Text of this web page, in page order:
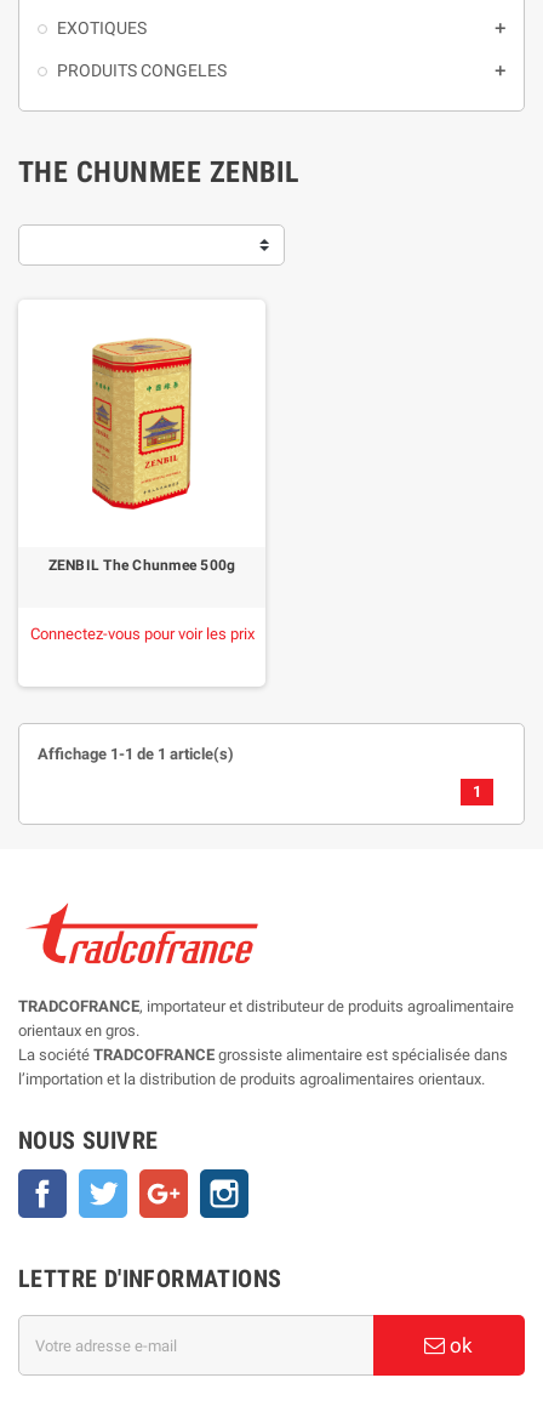
EXOTIQUES 
PRODUITS CONGELES 
THE CHUNMEE ZENBIL
ZENBIL The Chunmee 500g
Connectez-vous pour voir les prix
Affichage 1-1 de 1 article(s)
1
TRADCOFRANCE, importateur et distributeur de produits agroalimentaire
orientaux en gros.
La société TRADCOFRANCE grossiste alimentaire est spécialisée dans
l’importation et la distribution de produits agroalimentaires orientaux.
NOUS SUIVRE
Facebook Twitter Google+
LETTRE D'INFORMATIONS
ok